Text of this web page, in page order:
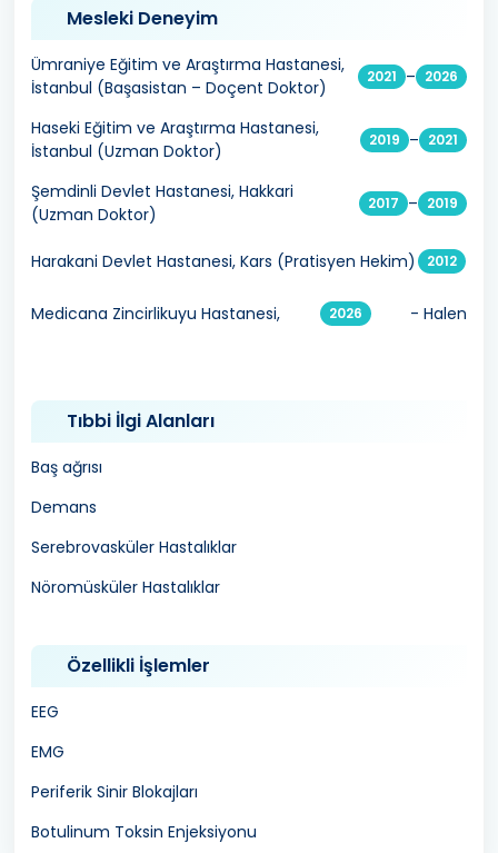
Mesleki Deneyim
Ümraniye Eğitim ve Araştırma Hastanesi,
İstanbul (Başasistan – Doçent Doktor)
2021 – 2026
Haseki Eğitim ve Araştırma Hastanesi,
İstanbul (Uzman Doktor)
2019 – 2021
Şemdinli Devlet Hastanesi, Hakkari
(Uzman Doktor)
2017 – 2019
Harakani Devlet Hastanesi, Kars (Pratisyen Hekim) 2012
Medicana Zincirlikuyu Hastanesi, 2026 - Halen
Tıbbi İlgi Alanları
Baş ağrısı
Demans
Serebrovasküler Hastalıklar
Nöromüsküler Hastalıklar
Özellikli İşlemler
EEG
EMG
Periferik Sinir Blokajları
Botulinum Toksin Enjeksiyonu